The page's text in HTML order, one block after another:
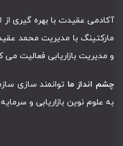
آکادمی عقیدت با بهره گیری
مارکتینگ با مدیریت محمد
و مدیریت بازاریابی فعالیت می
چشم انداز ما توانمند سازی
به علوم نوین بازاریابی و